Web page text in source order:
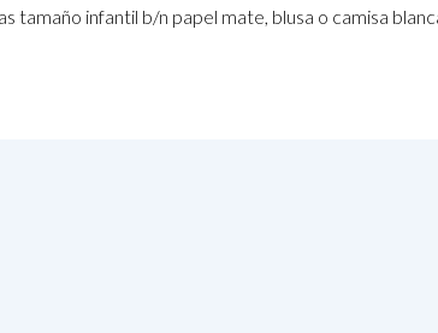
tamaño infantil b/n papel mate, blusa o camisa